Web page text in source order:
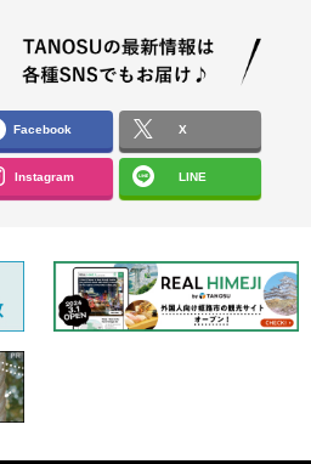
Facebook X
Instagram LINE